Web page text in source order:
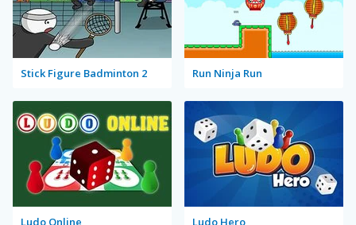
Stick Figure Badminton 2 Run Ninja Run
Ludo Online Ludo Hero